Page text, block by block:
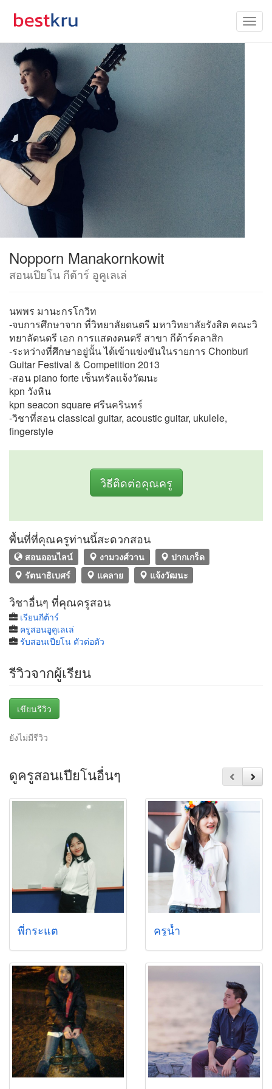
Nopporn Manakornkowit
สอนเปียโน กีต้าร์ อูคูเลเล่
นพพร มานะกรโกวิท
-จบการศึกษาจาก ที่วิทยาลัยดนตรี มหาวิทยาลัยรังสิต คณะวิ
ทยาลัดนตรี เอก การแสดงดนตรี สาขา กีต้าร์คลาสิก
-ระหว่างที่ศึกษาอยู่นั้น ได้เข้าแข่งขันในรายการ Chonburi
Guitar Festival & Competition 2013
-สอน piano forte เซ็นทรัลแจ้งวัฒนะ
kpn วังหิน
kpn seacon square ศรีนครินทร์
-วิชาที่สอน classical guitar, acoustic guitar, ukulele,
fingerstyle
วิธีติดต่อคุณครู
พื้นที่ที่คุณครูท่านนี้สะดวกสอน
สอนออนไลน์ งามวงศ์วาน
ปากเกร็ด
รัตนาธิเบศร์
แคลาย แจ้งวัฒนะ
วิชาอื่นๆ ที่คุณครูสอน
เรียนกีต้าร์
ครูสอนอูคูเลเล่
รับสอนเปียโน ตัวต่อตัว
รีวิวจากผู้เรียน
เขียนรีวิว
ยังไม่มีรีวิว
ดูครูสอนเปียโนอื่นๆ
พี่กระแต ครูน้ำ